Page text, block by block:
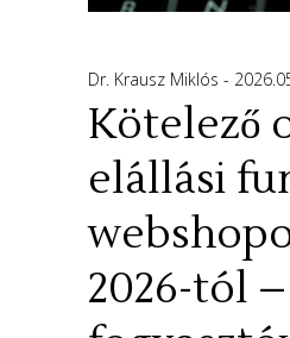
Dr. Krausz Miklós
Kötelező
elállási
2026-tól